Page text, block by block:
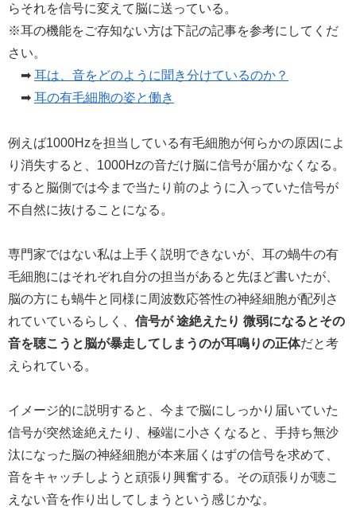
らそれを信号に変えて脳に送っている。
※耳の機能をご存知ない方は下記の記事を参考にしてくだ
さい。
➡ 耳は、音をどのように聞き分けているのか？
➡ 耳の有毛細胞の姿と働き
例えば1000Hzを担当している有毛細胞が何らかの原因によ
り消失すると、1000Hzの音だけ脳に信号が届かなくなる。
すると脳側では今まで当たり前のように入っていた信号が
不自然に抜けることになる。
専門家ではない私は上手く説明できないが、耳の蝸牛の有
毛細胞にはそれぞれ自分の担当があると先ほど書いたが、
脳の方にも蝸牛と同様に周波数応答性の神経細胞が配列さ
れていているらしく、 信号が 途絶えたり 微弱になるとその
音を聴こうと脳が暴走してしまうのが耳鳴りの正体だと考
えられている。
イメージ的に説明すると、今まで脳にしっかり届いていた
信号が突然途絶えたり、極端に小さくなると、手持ち無沙
汰になった脳の神経細胞が本来届くはずの信号を求めて、
音をキャッチしようと頑張り興奮する。その頑張りが聴こ
えない音を作り出してしまうという感じかな。